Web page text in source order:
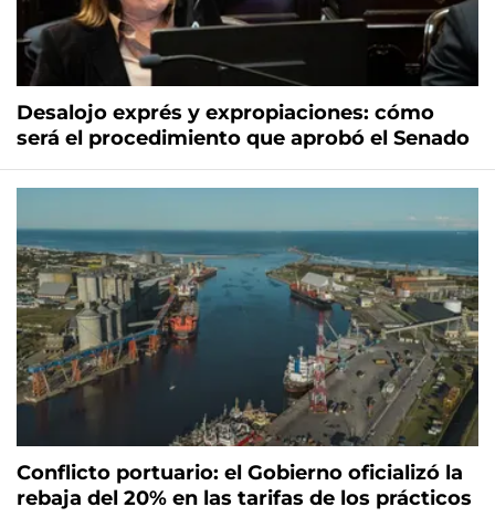
Desalojo exprés y expropiaciones: cómo
será el procedimiento que aprobó el Senado
Conflicto portuario: el Gobierno oficializó la
rebaja del 20% en las tarifas de los prácticos